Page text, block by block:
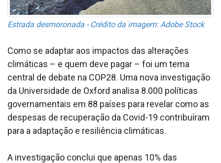
Estrada desmoronada - Crédito da imagem: Adobe Stock
Como se adaptar aos impactos das alterações
climáticas – e quem deve pagar – foi um tema
central de debate na COP28. Uma nova investigação
da Universidade de Oxford analisa 8.000 políticas
governamentais em 88 países para revelar como as
despesas de recuperação da Covid-19 contribuíram
para a adaptação e resiliência climáticas.
A investigação conclui que apenas 10% das